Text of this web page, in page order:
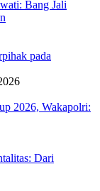
Bang Jali
pada
2026, Wakapolri:
Dari